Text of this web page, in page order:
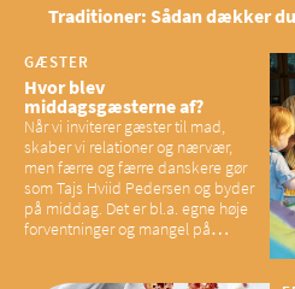
Traditioner: Sådan dækker
GÆSTER
Hvor blev
middagsgæsterne af?
Når vi inviterer gæster til mad,
skaber vi relationer og nærvær,
men færre og færre danskere gør
som Tajs Hviid Pedersen og byder
på middag. Det er bl.a. egne høje
forventninger og mangel på